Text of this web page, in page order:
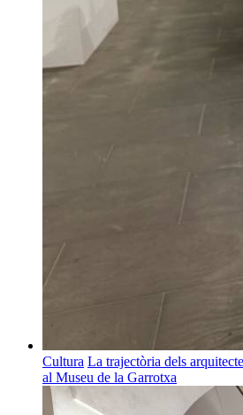
Cultura La trajectòria dels
al Museu de la Garrotxa